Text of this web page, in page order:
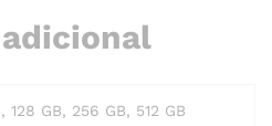
128 GB, 256 GB, 512 GB